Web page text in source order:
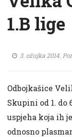
1.B lige
3. ožujka 2014.
Odbojkašice
Skupini od 1.
uspjeha koja ih
odnosno